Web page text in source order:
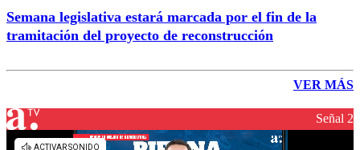
Semana legislativa estará marcada por el fin de la
tramitación del proyecto de reconstrucción
VER MÁS
Señal 2